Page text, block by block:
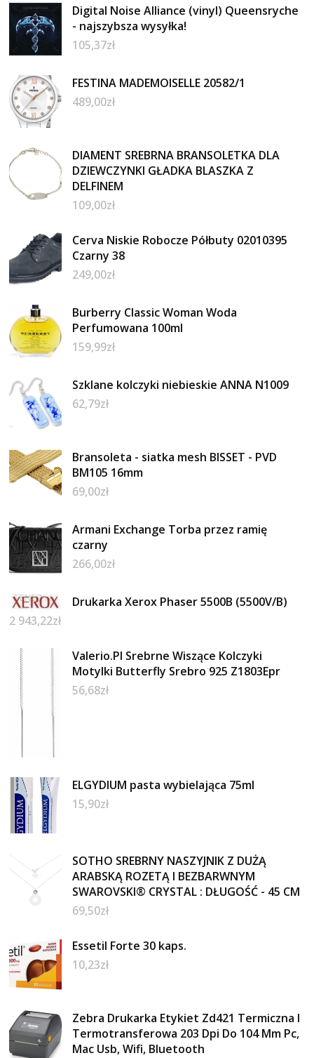
Digital Noise Alliance (vinyl) Queensryche
- najszybsza wysyłka!
105,37zł
FESTINA MADEMOISELLE 20582/1
489,00zł
DIAMENT SREBRNA BRANSOLETKA DLA
DZIEWCZYNKI GŁADKA BLASZKA Z
DELFINEM
109,00zł
Cerva Niskie Robocze Półbuty 02010395
Czarny 38
249,00zł
Burberry Classic Woman Woda
Perfumowana 100ml
159,99zł
Szklane kolczyki niebieskie ANNA N1009
62,79zł
Bransoleta - siatka mesh BISSET - PVD
BM105 16mm
69,00zł
Armani Exchange Torba przez ramię
czarny
266,00zł
Drukarka Xerox Phaser 5500B (5500V/B)
2 943,22zł
Valerio.Pl Srebrne Wiszące Kolczyki
Motylki Butterfly Srebro 925 Z1803Epr
56,68zł
ELGYDIUM pasta wybielająca 75ml
15,90zł
SOTHO SREBRNY NASZYJNIK Z DUŻĄ
ARABSKĄ ROZETĄ I BEZBARWNYM
SWAROVSKI® CRYSTAL : DŁUGOŚĆ - 45 CM
69,50zł
Essetil Forte 30 kaps.
10,23zł
Zebra Drukarka Etykiet Zd421 Termiczna I
Termotransferowa 203 Dpi Do 104 Mm Pc,
Mac Usb, Wifi, Bluetooth